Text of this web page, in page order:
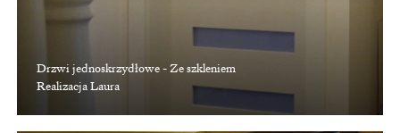
Drzwi jednoskrzydłowe - Ze szkleniem
Realizacja Laura